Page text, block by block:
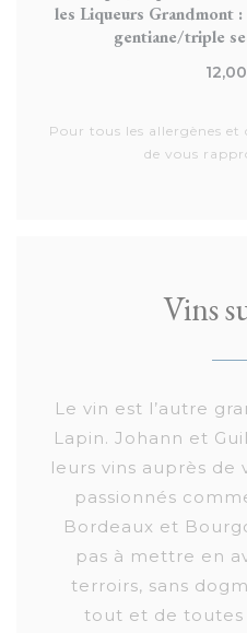
les Liqueurs Grandmont
gentiane/triple
Pour tous les allergènes
de vous
Vins
Le vin est l’autre
Lapin. Johann et
leurs vins auprès de
passionnés
Bordeaux et
pas à mettre en
terroirs, sans
tout et de toutes